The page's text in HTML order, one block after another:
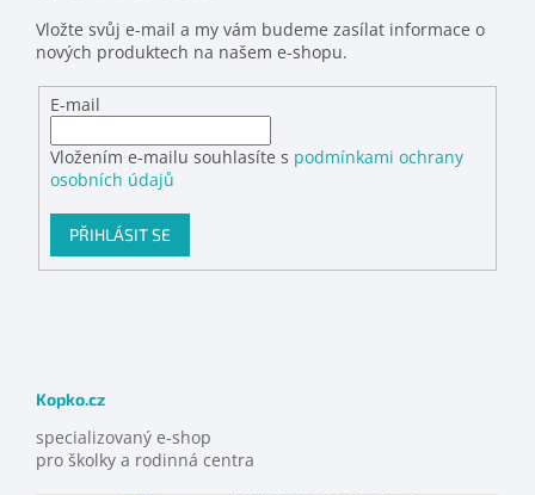
Vložte svůj e-mail a my vám budeme zasílat informace o
nových produktech na našem e-shopu.
E-mail
Vložením e-mailu souhlasíte s podmínkami ochrany
osobních údajů
PŘIHLÁSIT SE
Kopko.cz
specializovaný e-shop
pro školky a rodinná centra